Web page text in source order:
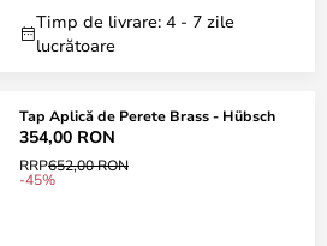
Timp de livrare: 4 - 7 zile
lucrătoare
Tap Aplică de Perete Brass - Hübsch
354,00 RON
RRP652,00 RON
-45%